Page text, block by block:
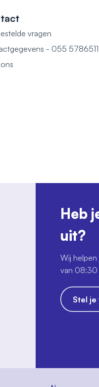
vragen
- 055 5786511
Heb
uit?
Wij helpen
van 08:30
Stel je